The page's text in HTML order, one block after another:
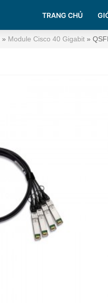
TRANG CHỦ
» Module Cisco 40 Gigabit »